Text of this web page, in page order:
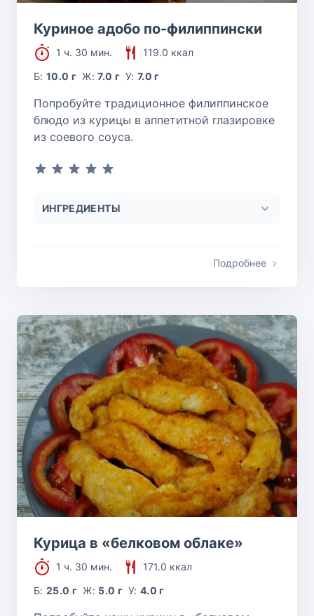
Куриное адобо по-филиппински
1 ч. 30 мин.
119.0 ккал
Б:10.0 г Ж:7.0 г У:7.0 г
Попробуйте традиционное филиппинское
блюдо из курицы в аппетитной глазировке
из соевого соуса.
ИНГРЕДИЕНТЫ
Подробнее
Курица в «белковом облаке»
1 ч. 30 мин.
171.0 ккал
Б:25.0 г Ж: 5.0 г У:4.0 г